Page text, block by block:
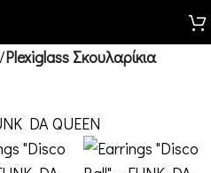
Plexiglass Σκουλαρίκια